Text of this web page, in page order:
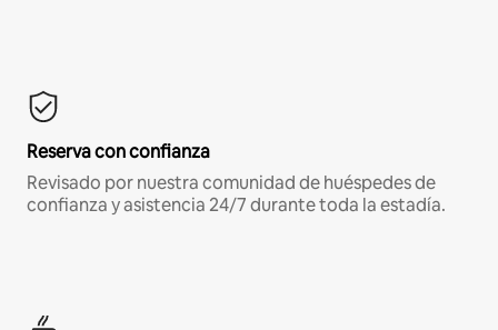
Reserva con confianza
Revisado por nuestra comunidad de huéspedes de
confianza y asistencia 24/7 durante toda la estadía.